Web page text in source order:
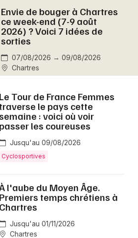
et-Loir
le Centre
Envie de bouger à Chartres
ce week-end (7-9 août
2026) ? Voici 7 idées de
sorties
07/08/2026 → 09/08/2026
Chartres
Le Tour de France Femmes
traverse le pays cette
: voici où voir
passer les coureuses
Jusqu'au 09/08/2026
Cyclosportives
l'aube du Moyen Âge.
Premiers temps chrétiens à
Chartres
Jusqu'au 01/11/2026
Chartres